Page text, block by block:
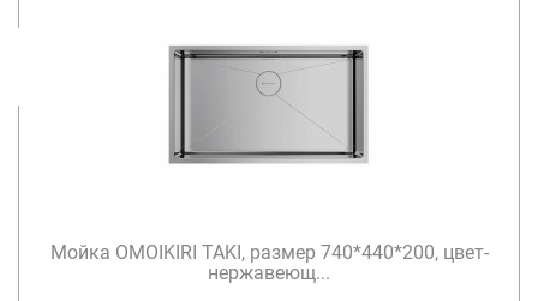
Мойка OMOIKIRI TAKI, размер 740*440*200, цвет-
нержавеющ...